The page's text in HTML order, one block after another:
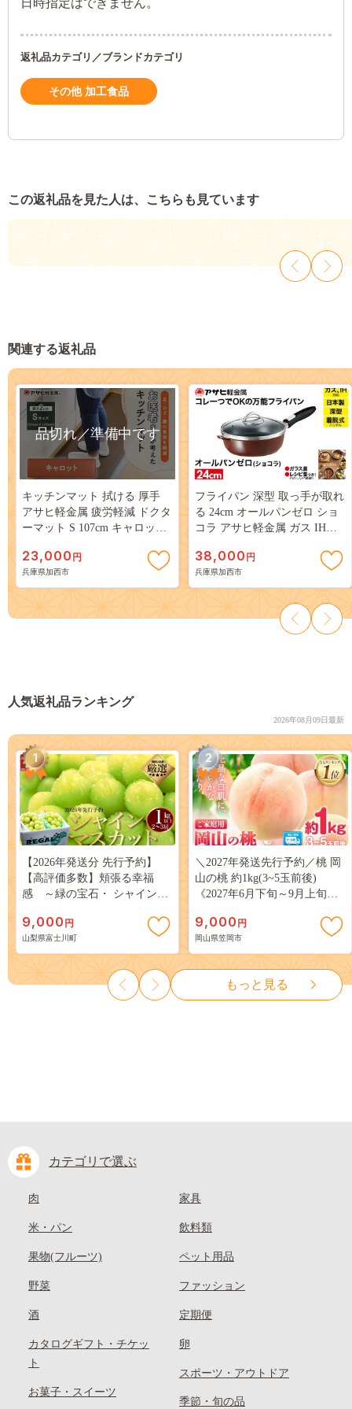
日時指定はできません。
返礼品カテゴリ／ブランドカテゴリ
その他 加工食品
この返礼品を見た人は、こちらも見ています
関連する返礼品
品切れ／準備中です
キッチンマット 拭ける 厚手
アサヒ軽金属 疲労軽減 ドクタ
ーマット S 107cm キャロット
抗菌 拭ける キッチン用品 お
手入れ簡単 アサヒ軽金属
23,000 円
兵庫県加西市
フライパン 深型 取っ手が取れ
る 24cm オールパンゼロ ショ
コラ アサヒ軽金属 ガス IH対
式ハンドル レシピ集付き 調理
器具
38,000 円
兵庫県加西市
人気返礼品ランキング
2026年08月09日最新
1
【2026年発送分 先行予約】
【高評価多数】頬張る幸福
感 ～緑の宝石・ シャインマ
３房） フルーツ 山梨県産 果
物 くだもの シャイン マスカ
ット ぶどう ブドウ 葡萄 大粒
種なし 先行予約 富士川町
10000円 一万円 9000円 九千円
9,000 円
山梨県富士川町
2
＼2027年発送先行予約／桃 岡
山の桃 約1kg(3~5玉前後)
《2027年6月下旬～9月上旬頃
岡山 はくとう スイーツ フル
ーツ 果物 デザート 旬 モモ も
も 先行予約 送料無料 果物 岡
山県 笠岡市 清水白桃 白鳳 白
麗 クール便---
kasaoka_zsy_419_100---
9,000 円
岡山県笠岡市
もっと見る
カテゴリで選ぶ
肉
米・パン
果物(フルーツ)
野菜
酒
カタログギフト・チケッ
ト
お菓子・スイーツ
家具
飲料類
ペット用品
ファッション
定期便
卵
スポーツ・アウトドア
季節・旬の品